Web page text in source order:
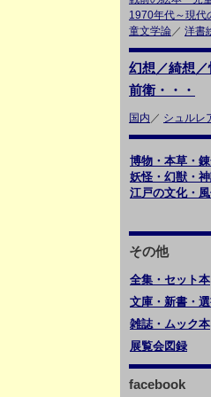
1970年代～現代
童文学論／ 洋書
幻想／綺想
前衛・・・
国内 ／ シュルレ
博物・本草・
妖怪・幻獣・
江戸の文化・
その他
全集・セット本
文庫・新書・
雑誌・ムック本
展覧会図録
facebook